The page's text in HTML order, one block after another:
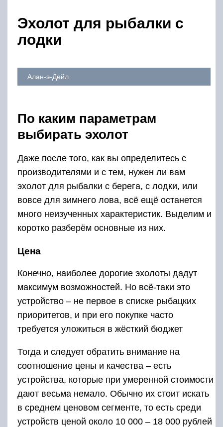
Эхолот для рыбалки с
лодки
Алан-э-Дейл
По каким параметрам
выбирать эхолот
Даже после того, как вы определитесь с
производителями и с тем, нужен ли вам
эхолот для рыбалки с берега, с лодки, или
вовсе для зимнего лова, всё ещё останется
много неизученных характеристик. Выделим и
коротко разберём основные из них.
Цена
Конечно, наиболее дорогие эхолоты дадут
максимум возможностей. Но всё-таки это
устройство – не первое в списке рыбацких
приоритетов, и при его покупке часто
требуется уложиться в жёсткий бюджет
Тогда и следует обратить внимание на
соотношение цены и качества – есть
устройства, которые при умеренной стоимости
дают весьма немало. Обычно их стоит искать
в среднем ценовом сегменте, то есть среди
устройств ценой около 10 000 – 18 000 рублей